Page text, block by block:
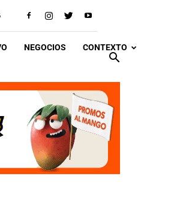
NEGOCIOS CONTEXTO